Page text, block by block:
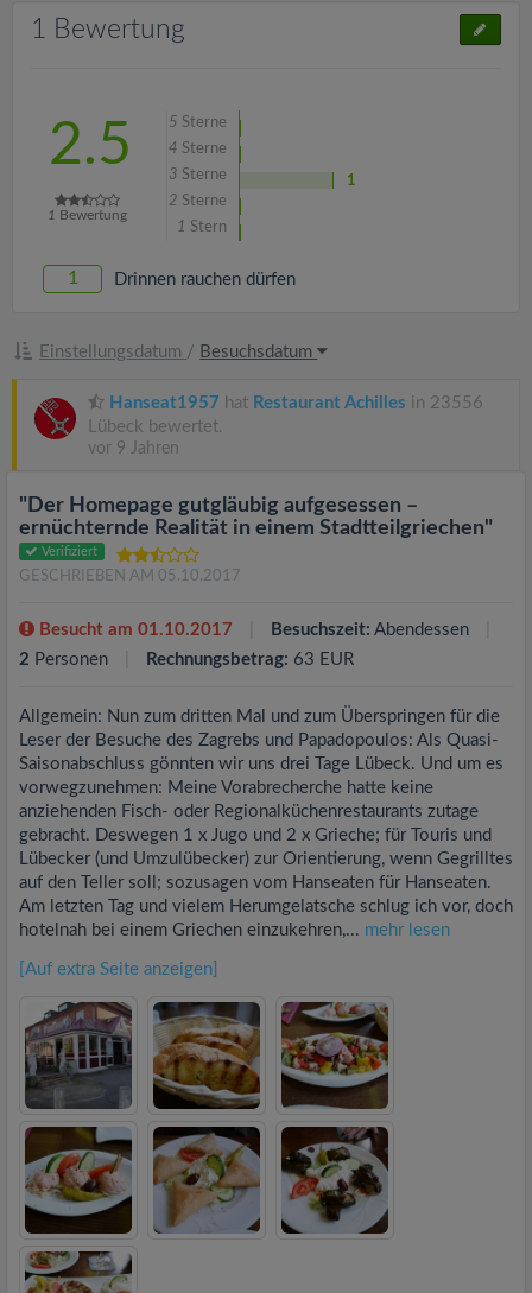
1 Bewertung
2.5
1 Bewertung
5 Sterne
4 Sterne
3 Sterne
1
2 Sterne
1 Stern
1 Drinnen rauchen dürfen
Einstellungsdatum / Besuchsdatum
Hanseat1957 hat Restaurant Achilles in 23556
Lübeck bewertet.
vor 9 Jahren
"Der Homepage gutgläubig aufgesessen –
ernüchternde Realität in einem Stadtteilgriechen"
Verifiziert
GESCHRIEBEN AM 05.10.2017
Besucht am 01.10.2017 Besuchszeit: Abendessen
2 Personen Rechnungsbetrag: 63 EUR
Allgemein: Nun zum dritten Mal und zum Überspringen für die
Leser der Besuche des Zagrebs und Papadopoulos: Als Quasi-
Saisonabschluss gönnten wir uns drei Tage Lübeck. Und um es
vorwegzunehmen: Meine Vorabrecherche hatte keine
anziehenden Fisch- oder Regionalküchenrestaurants zutage
gebracht. Deswegen 1 x Jugo und 2 x Grieche; für Touris und
Lübecker (und Umzulübecker) zur Orientierung, wenn Gegrilltes
auf den Teller soll; sozusagen vom Hanseaten für Hanseaten.
Am letzten Tag und vielem Herumgelatsche schlug ich vor, doch
hotelnah bei einem Griechen einzukehren,... mehr lesen
[Auf extra Seite anzeigen]